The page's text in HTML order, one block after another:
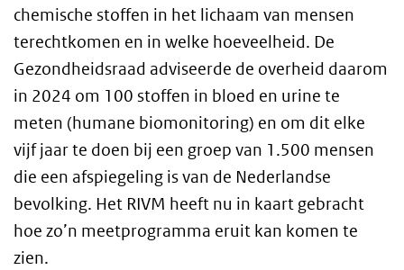
chemische stoffen in het lichaam van mensen
terechtkomen en in welke hoeveelheid. De
Gezondheidsraad adviseerde de overheid daarom
in 2024 om 100 stoffen in bloed en urine te
meten (humane biomonitoring) en om dit elke
vijf jaar te doen bij een groep van 1.500 mensen
die een afspiegeling is van de Nederlandse
bevolking. Het RIVM heeft nu in kaart gebracht
hoe zo’n meetprogramma eruit kan komen te
zien.